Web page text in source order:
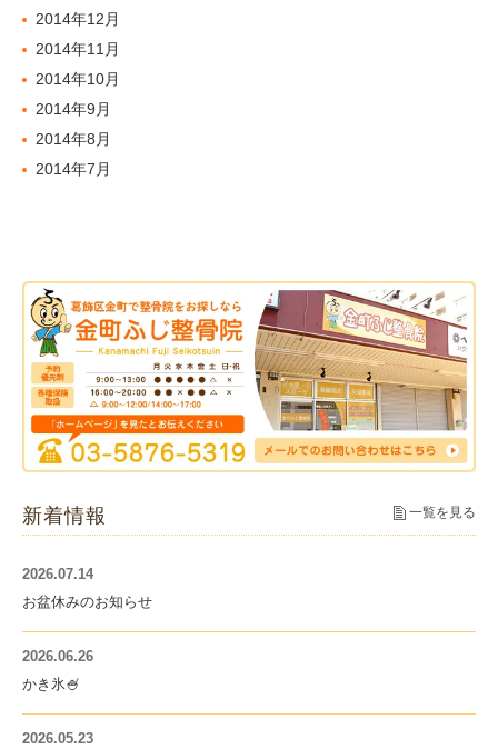
2014年12月
2014年11月
2014年10月
2014年9月
2014年8月
2014年7月
新着情報 一覧を見る
2026.07.14
お盆休みのお知らせ
2026.06.26
かき氷🍧
2026.05.23